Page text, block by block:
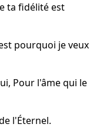
ta fidélité est
pourquoi je veux
Pour l'âme qui le
l'Éternel.